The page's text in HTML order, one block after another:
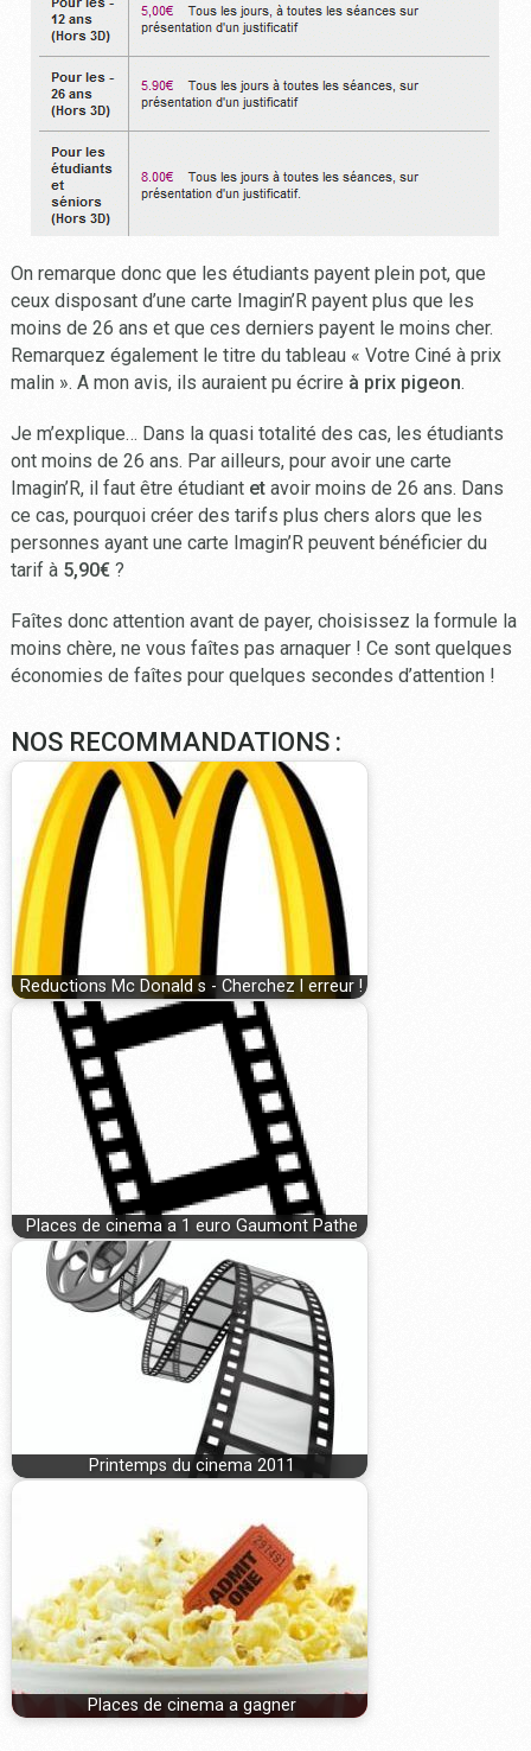
On remarque donc que les étudiants payent plein pot, que
ceux disposant d’une carte Imagin’R payent plus que les
moins de 26 ans et que ces derniers payent le moins cher.
Remarquez également le titre du tableau « Votre Ciné à prix
malin ». A mon avis, ils auraient pu écrire à prix pigeon.
Je m’explique… Dans la quasi totalité des cas, les étudiants
ont moins de 26 ans. Par ailleurs, pour avoir une carte
Imagin’R, il faut être étudiant etavoir moins de 26 ans. Dans
ce cas, pourquoi créer des tarifs plus chers alors que les
personnes ayant une carte Imagin’R peuvent bénéficier du
tarif à 5,90€?
Faîtes donc attention avant de payer, choisissez la formule la
moins chère, ne vous faîtes pas arnaquer ! Ce sont quelques
économies de faîtes pour quelques secondes d’attention !
NOS RECOMMANDATIONS :
Reductions Mc Donald s - Cherchez l erreur !
Places de cinema a 1 euro Gaumont Pathe
Printemps du cinema 2011
Places de cinema a gagner